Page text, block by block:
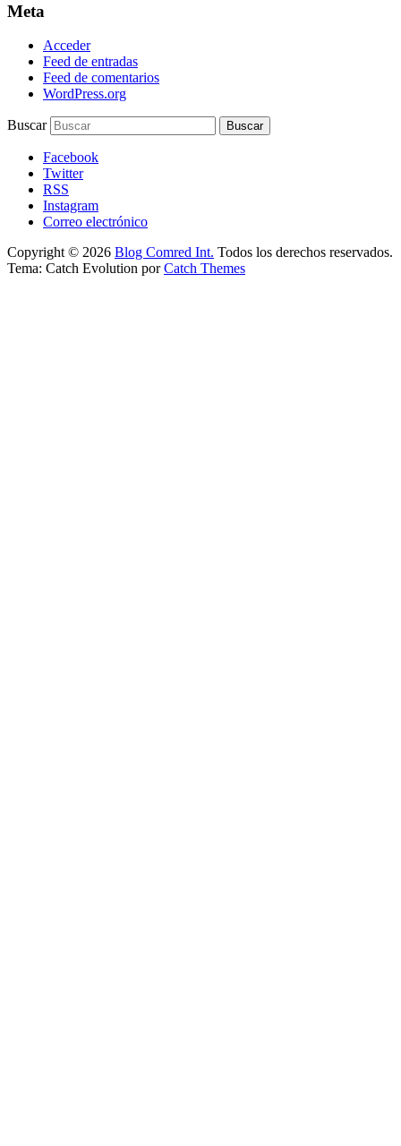
Meta
Acceder
Feed de entradas
Feed de comentarios
WordPress.org
Buscar
Facebook
Twitter
RSS
Instagram
Correo electrónico
Copyright © 2026 Blog Comred Int. Todos los derechos reservados.
Tema: Catch Evolution porCatch Themes